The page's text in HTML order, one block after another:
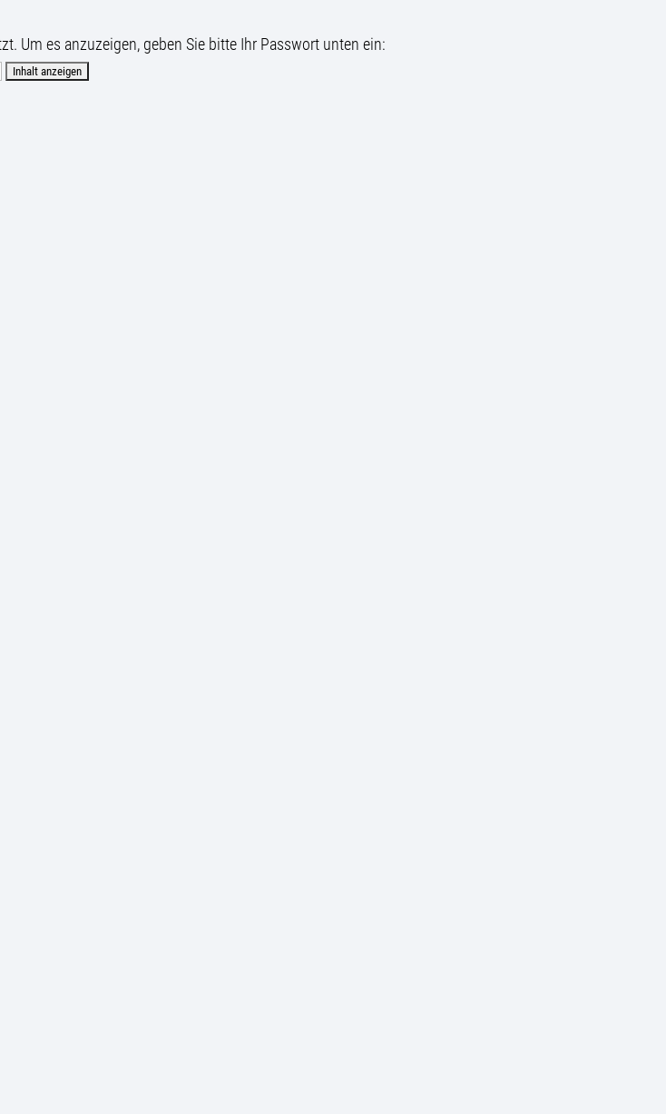
Um es anzuzeigen, geben Sie bitte Ihr Passwort unten ein: